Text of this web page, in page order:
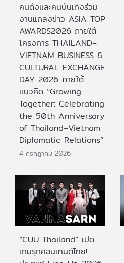
คนดังและคนบันเทิงร่วม
งานแถลงข่าว ASIA TOP
AWARDS2026 ภายใต้
โครงการ THAILAND–
VIETNAM BUSINESS &
CULTURAL EXCHANGE
DAY 2026 ภายใต้
แนวคิด “Growing
Together: Celebrating
the 50th Anniversary
of Thailand–Vietnam
Diplomatic Relations”
4 กรกฎาคม 2026
“CUU Thailand” เปิด
เกมรุกคอนเทนต์ไทย!